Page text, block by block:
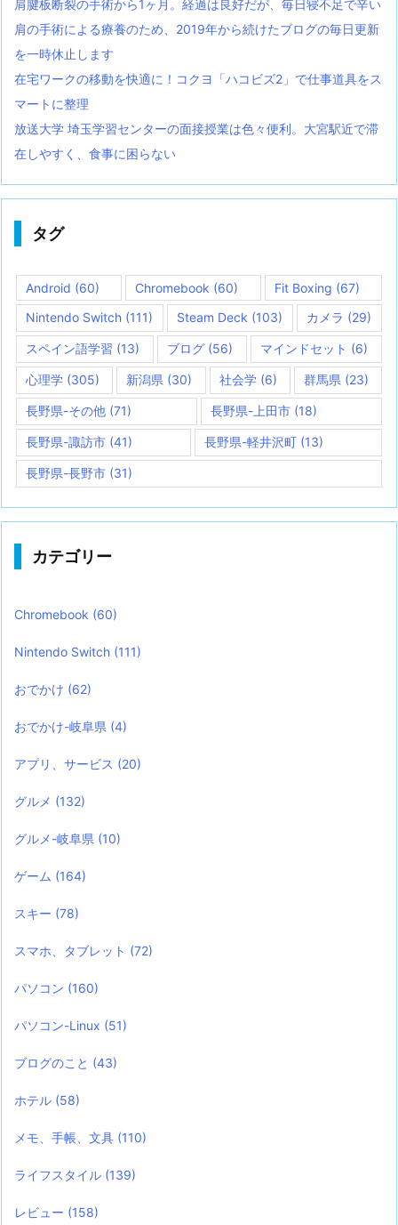
肩腱板断裂の手術から1ヶ月。経過は良好だが、毎日寝不足で辛い
肩の手術による療養のため、2019年から続けたブログの毎日更新
を一時休止します
在宅ワークの移動を快適に！コクヨ「ハコビズ2」で仕事道具をス
マートに整理
放送大学 埼玉学習センターの面接授業は色々便利。大宮駅近で滞
在しやすく、食事に困らない
タグ
Android (60) Chromebook (60) Fit Boxing (67)
Nintendo Switch (111) Steam Deck (103) カメラ (29)
スペイン語学習 (13) ブログ (56) マインドセット (6)
心理学 (305) 新潟県 (30) 社会学(6) 群馬県 (23)
長野県-その他 (71) 長野県-上田市(18)
長野県-諏訪市 (41) 長野県-軽井沢町 (13)
長野県-長野市 (31)
カテゴリー
Chromebook (60)
Nintendo Switch (111)
おでかけ (62)
おでかけ-岐阜県 (4)
アプリ、サービス (20)
グルメ (132)
グルメ-岐阜県 (10)
ゲーム (164)
スキー (78)
スマホ、タブレット (72)
パソコン (160)
パソコン-Linux (51)
ブログのこと (43)
ホテル (58)
メモ、手帳、文具 (110)
ライフスタイル (139)
レビュー (158)